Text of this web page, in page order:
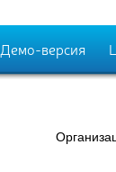
Демо-версия